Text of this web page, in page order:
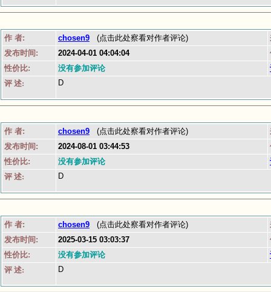
作 者: chosen9 (点击此处察看对作者评论)
发布时间:
2024-04-01 04:04:04
性价比:
没有参加评论
评 述:
D
作 者: chosen9 (点击此处察看对作者评论)
发布时间:
2024-08-01 03:44:53
性价比:
没有参加评论
评 述:
D
作 者: chosen9 (点击此处察看对作者评论)
发布时间:
2025-03-15 03:03:37
性价比:
没有参加评论
评 述:
D